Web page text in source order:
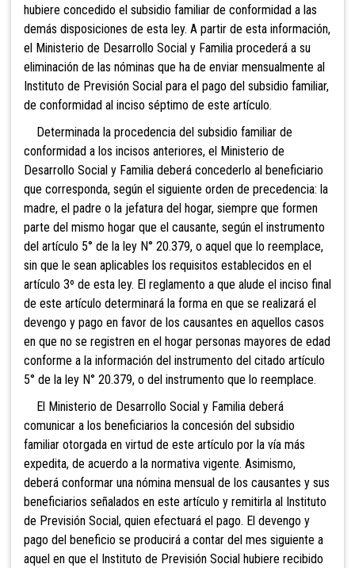
hubiere concedido el subsidio familiar de conformidad a las
demás disposiciones de esta ley. A partir de esta información,
el Ministerio de Desarrollo Social y Familia procederá a su
eliminación de las nóminas que ha de enviar mensualmente al
Instituto de Previsión Social para el pago del subsidio familiar,
de conformidad al inciso séptimo de este artículo.
Determinada la procedencia del subsidio familiar de
conformidad a los incisos anteriores, el Ministerio de
Desarrollo Social y Familia deberá concederlo al beneficiario
que corresponda, según el siguiente orden de precedencia: la
madre, el padre o la jefatura del hogar, siempre que formen
parte del mismo hogar que el causante, según el instrumento
del artículo 5° de la ley N° 20.379, o aquel que lo reemplace,
sin que le sean aplicables los requisitos establecidos en el
artículo 3º de esta ley. El reglamento a que alude el inciso final
de este artículo determinará la forma en que se realizará el
devengo y pago en favor de los causantes en aquellos casos
en que no se registren en el hogar personas mayores de edad
conforme a la información del instrumento del citado artículo
5° de la ley N° 20.379, o del instrumento que lo reemplace.
El Ministerio de Desarrollo Social y Familia deberá
comunicar a los beneficiarios la concesión del subsidio
familiar otorgada en virtud de este artículo por la vía más
expedita, de acuerdo a la normativa vigente. Asimismo,
deberá conformar una nómina mensual de los causantes y sus
beneficiarios señalados en este artículo y remitirla al Instituto
de Previsión Social, quien efectuará el pago. El devengo y
pago del beneficio se producirá a contar del mes siguiente a
aquel en que el Instituto de Previsión Social hubiere recibido